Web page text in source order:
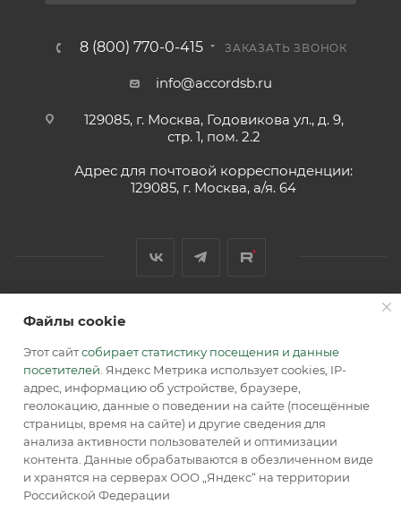
8 (800) 770-0-415 ЗАКАЗАТЬ ЗВОНОК
info@accordsb.ru
129085, г. Москва, Годовикова ул., д. 9,
стр. 1, пом. 2.2
Адрес для почтовой корреспонденции:
129085, г. Москва, а/я. 64
2026 © Обращаем Ваше внимание на то, что вся
информация, размещенная на сайте, носит
информационный характер и не является публичной
офертой, определяемой положениями Статьи 437 (2) ГК РФ.
Файлы cookie
Этот сайтсобирает статистику посещения и данные
посетителей . Яндекс Метрика использует cookies, IP-
адрес, информацию об устройстве, браузере,
геолокацию, данные о поведении на сайте (посещённые
страницы, время на сайте) и другие сведения для
анализа активности пользователей и оптимизации
контента. Данные обрабатываются в обезличенном виде
и хранятся на серверах ООО „Яндекс“ на территории
Российской Федерации